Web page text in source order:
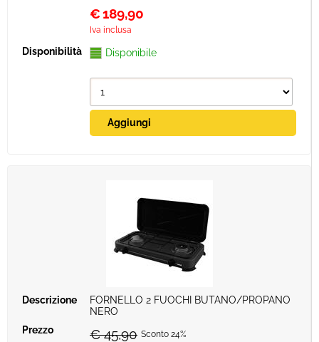
€189,90
Iva inclusa
Disponibile
FORNELLO 2 FUOCHI BUTANO/PROPANO
NERO
€ 45,90 Sconto 24%